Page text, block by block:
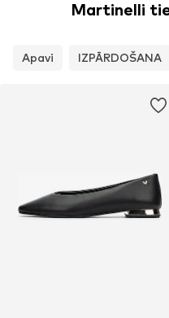
Martinelli
Apavi IZPĀRDOŠANA